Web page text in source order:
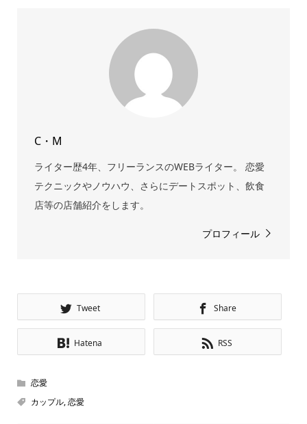
C・M
ライター歴4年、フリーランスのWEBライター。 恋愛
テクニックやノウハウ、さらにデートスポット、飲食
店等の店舗紹介をします。
プロフィール
Tweet Share
Hatena RSS
恋愛
カップル,恋愛